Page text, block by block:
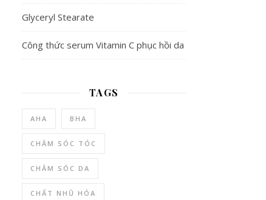
Glyceryl Stearate
Công thức serum Vitamin C phục hồi da
TAGS
AHA BHA
CHĂM SÓC TÓC
CHĂM SÓC DA
CHẤT NHŨ HÓA